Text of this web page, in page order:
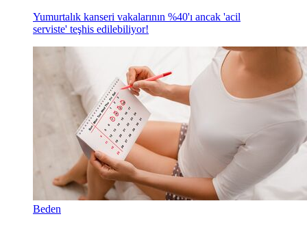
Yumurtalık kanseri vakalarının %40'ı ancak 'acil
serviste' teşhis edilebiliyor!
Beden